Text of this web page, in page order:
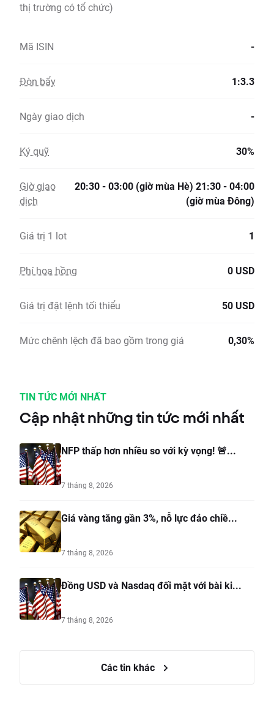
thị trường có tổ chức)
Mã ISIN -
Đòn bẩy 1:3.3
Ngày giao dịch -
Ký quỹ 30%
Giờ giao
dịch
20:30 - 03:00 (giờ mùa Hè) 21:30 - 04:00
(giờ mùa Đông)
Giá trị 1 lot 1
Phí hoa hồng 0 USD
Giá trị đặt lệnh tối thiểu 50 USD
Mức chênh lệch đã bao gồm trong giá 0,30%
TIN TỨC MỚI NHẤT
Cập nhật những tin tức mới nhất
NFP thấp hơn nhiều so với kỳ vọng! 🚨...
7 tháng 8, 2026
Giá vàng tăng gần 3%, nỗ lực đảo chiề...
7 tháng 8, 2026
Đồng USD và Nasdaq đối mặt với bài ki...
7 tháng 8, 2026
Các tin khác